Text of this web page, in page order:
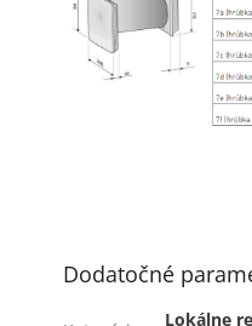
Dodatočné
Lokálne